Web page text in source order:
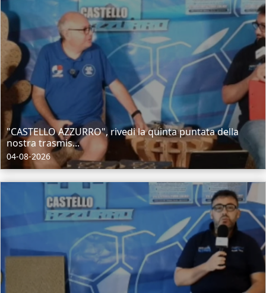
"CASTELLO AZZURRO", rivedi la quinta puntata della
nostra trasmis...
04-08-2026